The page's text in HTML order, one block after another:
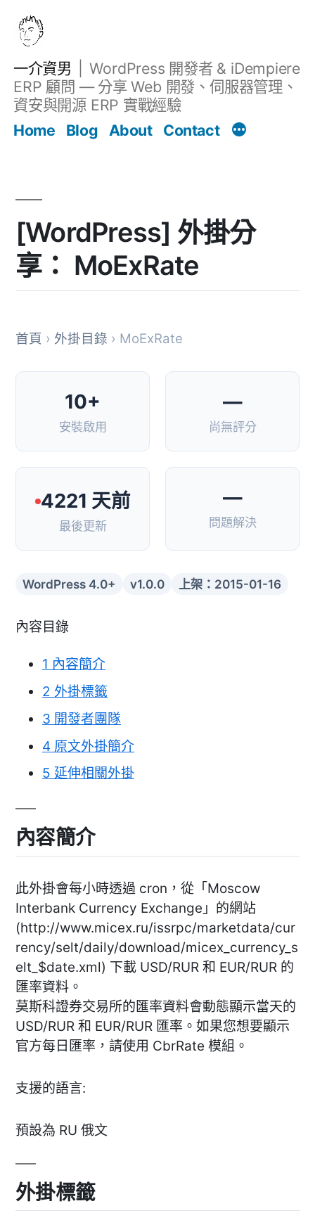
一介資男
WordPress 開發者 & iDempiere
ERP 顧問 — 分享 Web 開發、伺服器管理、
資安與開源 ERP 實戰經驗
Home
Blog About Contact
[WordPress] 外掛分
享： MoExRate
首頁 › 外掛目錄 › MoExRate
10+
安裝啟用
—
尚無評分
4221 天前
最後更新
—
問題解決
WordPress 4.0+ v1.0.0 上架：2015-01-16
內容目錄
1 內容簡介
2 外掛標籤
3 開發者團隊
4 原文外掛簡介
5 延伸相關外掛
內容簡介
此外掛會每小時透過 cron，從「Moscow
Interbank Currency Exchange」的網站
(http://www.micex.ru/issrpc/marketdata/cur
rency/selt/daily/download/micex_currency_s
elt_$date.xml) 下載 USD/RUR 和 EUR/RUR 的
匯率資料。
莫斯科證券交易所的匯率資料會動態顯示當天的
USD/RUR 和 EUR/RUR 匯率。如果您想要顯示
官方每日匯率，請使用 CbrRate 模組。
支援的語言:
預設為 RU 俄文
外掛標籤
文章